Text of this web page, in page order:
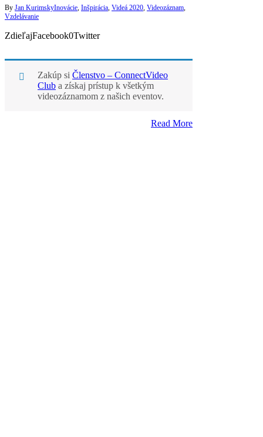
By Jan KurimskyInovácie, Inšpirácia, Videá 2020, Videozáznam,
Vzdelávanie
ZdieľajFacebook0Twitter
Zakúp si Členstvo – ConnectVideo
Club a získaj prístup k všetkým
videozáznamom z našich eventov.
Read More